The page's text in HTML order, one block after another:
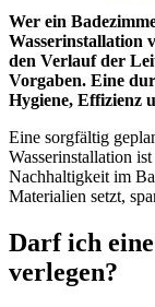
Wer ein
Wasserinstallation
den Verlauf der
Vorgaben. Eine
Hygiene, Effizienz
Eine sorgfältig
Wasserinstallation
Nachhaltigkeit im
Materialien setzt,
Darf ich
verlegen?